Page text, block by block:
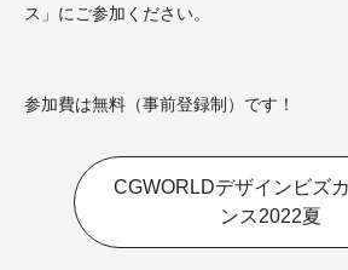
ス」にご参加ください。
参加費は無料（事前登録制）です！
CGWORLDデザインビズ
ンス2022夏